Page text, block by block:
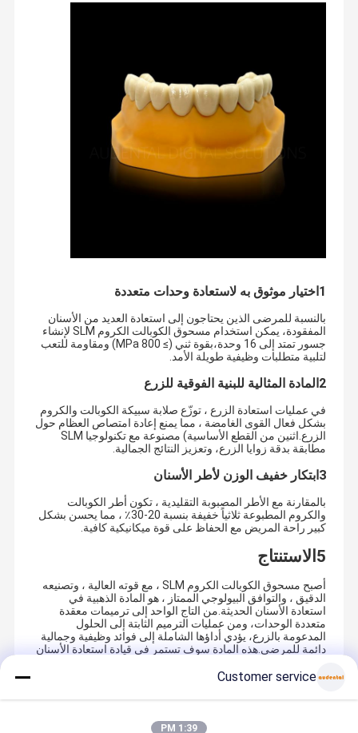
1اختيار موثوق به لاستعادة وحدات متعددة
بالنسبة للمرضى الذين يحتاجون إلى استعادة العديد من الأسنان
المفقودة، يمكن استخدام مسحوق الكوبالت الكروم SLM لإنشاء
جسور تمتد إلى 16 وحدة،بقوة ثني (≥ 800 MPa) ومقاومة للتعب
لتلبية متطلبات وظيفية طويلة الأمد.
2المادة المثالية للبنية الفوقية للزرع
في عمليات استعادة الزرع ، توزّع صلابة سبيكة الكوبالت والكروم
بشكل فعال القوى الغامضة ، مما يمنع إعادة امتصاص العظام حول
الزرع.اثنين من القطع الأساسية) مصنوعة مع تكنولوجيا SLM
مطابقة بدقة زوايا الزرع، وتعزيز النتائج الجمالية.
3ابتكار خفيف الوزن لأطر الأسنان
بالمقارنة مع الأطر المصبوبة التقليدية ، تكون أطر الكوبالت
والكروم المطبوعة ثلاثياً خفيفة بنسبة 20-30٪ ، مما يحسن بشكل
كبير راحة المريض مع الحفاظ على قوة ميكانيكية كافية.
5الاستنتاج
أصبح مسحوق الكوبالت الكروم SLM ، مع قوته العالية ، وتصنيعه
الدقيق ، والتوافق البيولوجي الممتاز ، هو المادة الذهبية في
استعادة الأسنان الحديثة.من التاج الواحد إلى ترميمات معقدة
متعددة الوحدات، ومن عمليات الترميم الثابتة إلى الحلول
المدعومة بالزرع، يؤدي أداؤها الشاملة إلى فوائد وظيفية وجمالية
دائمة للمرضى.هذه المادة سوف تستمر في قيادة استعادة الأسنان
Customer service
1:39 PM